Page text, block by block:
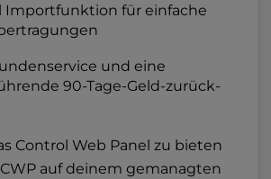
Importfunktion für einfache
und eine
90-Tage-Geld-zurück-
Control Web Panel zu bieten
auf deinem gemanagten